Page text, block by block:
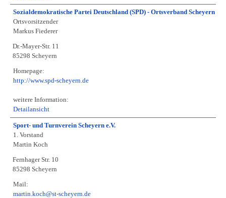
Sozialdemokratische Partei Deutschland (SPD) - Ortsverband Scheyern
Ortsvorsitzender
Markus Fiederer
Dr.-Mayer-Str. 11
85298 Scheyern
Homepage:
http://www.spd-scheyern.de
weitere Information:
Detailansicht
Sport- und Turnverein Scheyern e.V.
1. Vorstand
Martin Koch
Fernhager Str. 10
85298 Scheyern
Mail:
martin.koch@st-scheyern.de